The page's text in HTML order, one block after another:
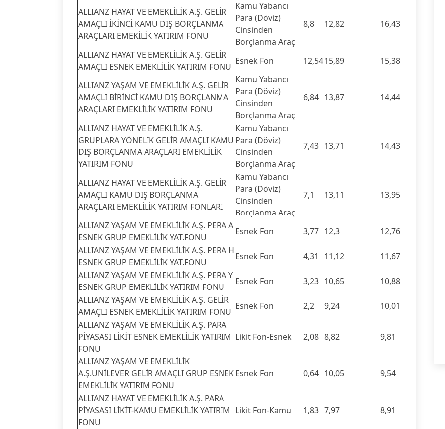
ALLIANZ HAYAT VE EMEKLİLİK A.Ş. GELİR
AMAÇLI İKİNCİ KAMU DIŞ BORÇLANMA
ARAÇLARI EMEKİLİK YATIRIM FONU
Kamu Yabancı
Para (Döviz)
Cinsinden
Borçlanma Araç
8,8 12,82 16,43
ALLIANZ HAYAT VE EMEKLİLİK A.Ş. GELİR
AMAÇLI ESNEK EMEKLİLİK YATIRIM FONU
Esnek Fon 12,5415,89 15,38
ALLIANZ YAŞAM VE EMEKLİLİK A.Ş. GELİR
AMAÇLI BİRİNCİ KAMU DIŞ BORÇLANMA
ARAÇLARI EMEKLİLİK YATIRIM FONU
Kamu Yabancı
Para (Döviz)
Cinsinden
Borçlanma Araç
6,84 13,87 14,44
ALLIANZ HAYAT VE EMEKLİLİK A.Ş.
GRUPLARA YÖNELİK GELİR AMAÇLI KAMU
DIŞ BORÇLANMA ARAÇLARI EMEKLİLİK
YATIRIM FONU
Kamu Yabancı
Para (Döviz)
Cinsinden
Borçlanma Araç
7,43 13,71 14,43
ALLIANZ HAYAT VE EMEKLİLİK A.Ş. GELİR
AMAÇLI KAMU DIŞ BORÇLANMA
ARAÇLARI EMEKLİLİK YATIRIM FONLARI
Kamu Yabancı
Para (Döviz)
Cinsinden
Borçlanma Araç
7,1 13,11 13,95
ALLIANZ YAŞAM VE EMEKLİLİK A.Ş. PERA A
ESNEK GRUP EMEKLİLİK YAT.FONU
Esnek Fon 3,77 12,3
12,76
ALLIANZ YAŞAM VE EMEKLİLİK A.Ş. PERA H
ESNEK GRUP EMEKLİLİK YAT.FONU
Esnek Fon 4,31 11,12
11,67
ALLIANZ YAŞAM VE EMEKLİLİK A.Ş. PERA Y
ESNEK GRUP EMEKLİLİK YATIRIM FONU
Esnek Fon 3,23 10,65
10,88
ALLIANZ YAŞAM VE EMEKLİLİK A.Ş. GELİR
AMAÇLI ESNEK EMEKLİLİK YATIRIM FONU
Esnek Fon 2,2 9,24
10,01
ALLIANZ YAŞAM VE EMEKLİLİK A.Ş. PARA
PİYASASI LİKİT ESNEK EMEKLİLİK YATIRIM
FONU
Likit Fon-Esnek 2,08 8,82 9,81
ALLIANZ YAŞAM VE EMEKLİLİK
A.Ş.UNİLEVER GELİR AMAÇLI GRUP ESNEK
EMEKLİLİK YATIRIM FONU
Esnek Fon 0,64 10,05 9,54
ALLIANZ HAYAT VE EMEKLİLİK A.Ş. PARA
PİYASASI LİKİT-KAMU EMEKLİLİK YATIRIM
FONU
Likit Fon-Kamu 1,83 7,97 8,91